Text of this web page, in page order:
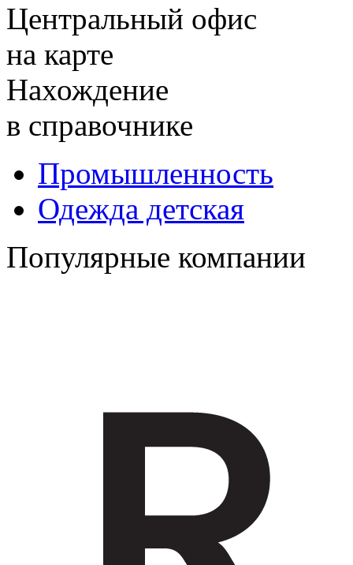
Центральный офис
на карте
Нахождение
в справочнике
Промышленность
Одежда детская
Популярные компании